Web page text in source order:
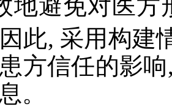
地避免对医
此, 采用构建
方信任的影
。